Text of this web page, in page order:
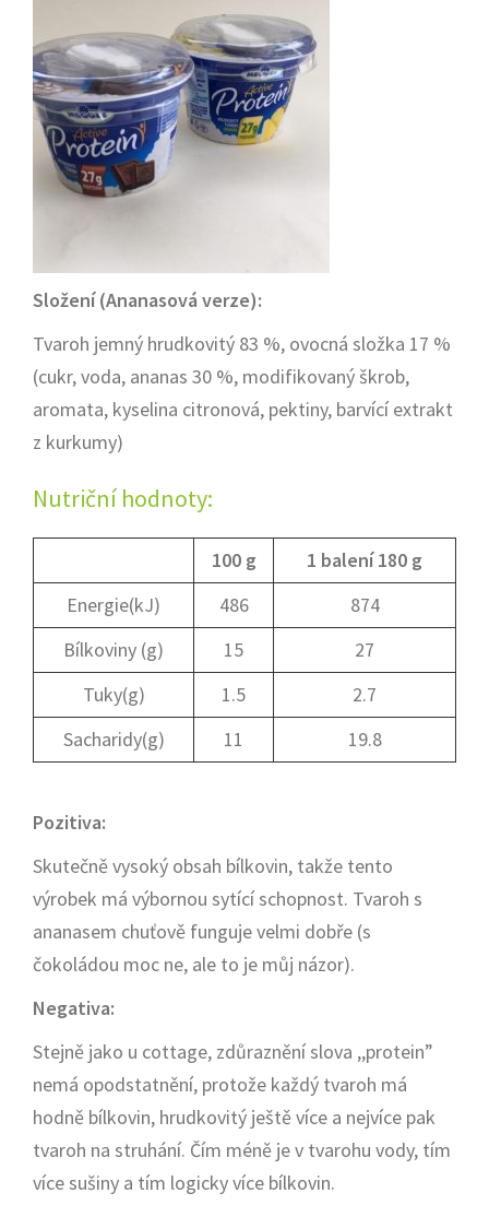
Složení (Ananasová verze):
Tvaroh jemný hrudkovitý 83 %, ovocná složka 17 %
(cukr, voda, ananas 30 %, modifikovaný škrob,
aromata, kyselina citronová, pektiny, barvící extrakt
z kurkumy)
Nutriční hodnoty:
100 g
1 balení 180 g
Energie(kJ)
486
874
Bílkoviny (g)
15
27
Tuky(g)
1.5
2.7
Sacharidy(g)
11 19.8
Pozitiva:
Skutečně vysoký obsah bílkovin, takže tento
výrobek má výbornou sytící schopnost. Tvaroh s
ananasem chuťově funguje velmi dobře (s
čokoládou moc ne, ale to je můj názor).
Negativa:
Stejně jako u cottage, zdůraznění slova ,,protein”
nemá opodstatnění, protože každý tvaroh má
hodně bílkovin, hrudkovitý ještě více a nejvíce pak
tvaroh na struhání. Čím méně je v tvarohu vody, tím
více sušiny a tím logicky více bílkovin.